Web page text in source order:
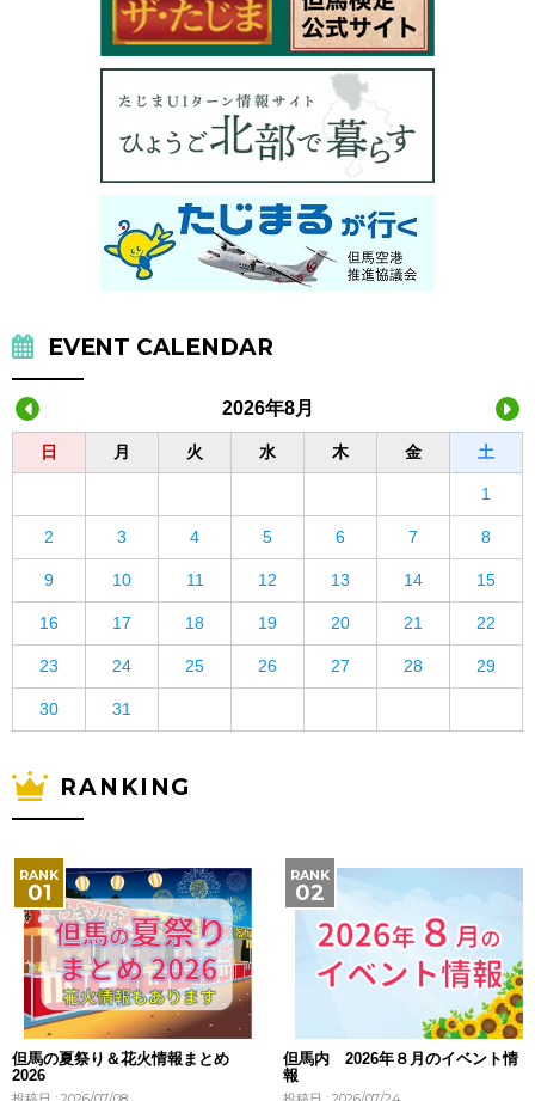
EVENT CALENDAR
2026年8月
日 月 火 水 木 金 土
1
2 3 4 5 6 7 8
9 10 11 12 13 14 15
16 17 18 19 20 21 22
23 24 25 26 27 28 29
30 31
RANKING
但馬の夏祭り＆花火情報まとめ
2026
但馬内 2026年８月のイベント情
報